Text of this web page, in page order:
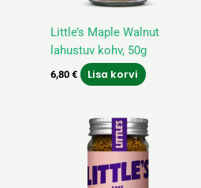
Little’s Maple Walnut
lahustuv kohv, 50g
6,80 € Lisa korvi